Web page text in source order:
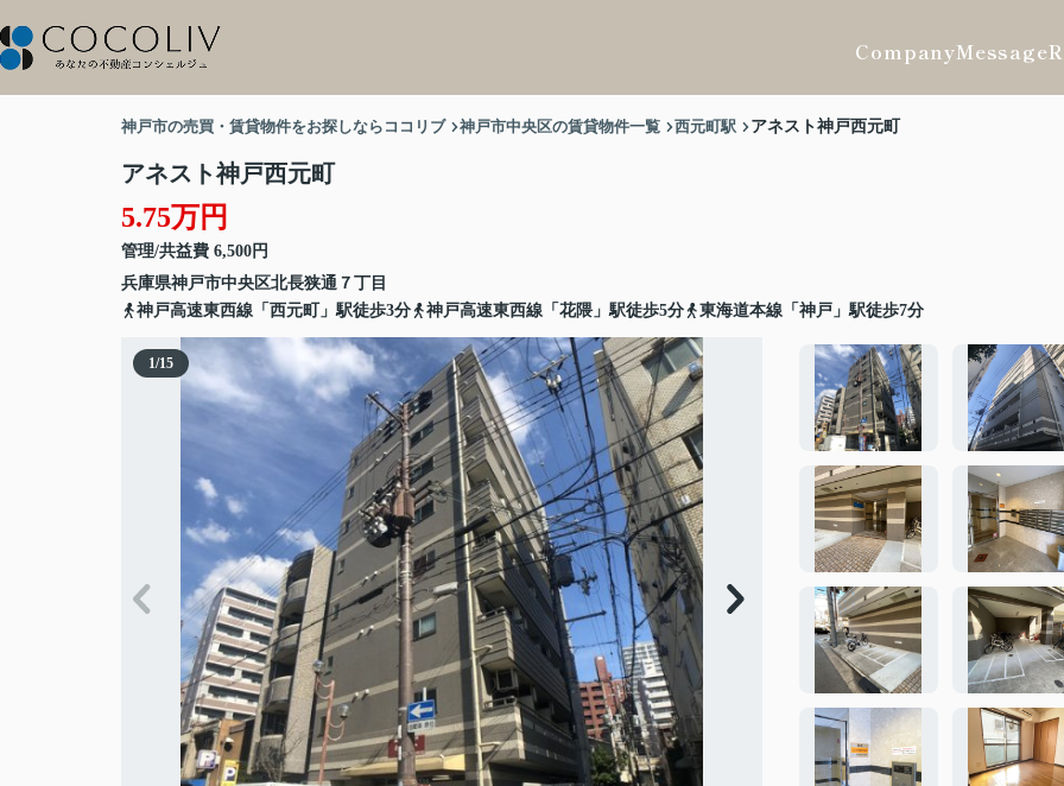
CompanyMessage
神戸市の売買・賃貸物件をお探しならココリブ 神戸市中央区の賃貸物件一覧 西元町駅 アネスト神戸西元町
アネスト神戸西元町
5.75万円
管理/共益費 6,500円
兵庫県神戸市中央区北長狭通 ７丁目
神戸高速東西線「西元町」駅徒歩3分
神戸高速東西線「花隈」駅徒歩5分 東海道本線「神戸」駅徒歩7分
1/15